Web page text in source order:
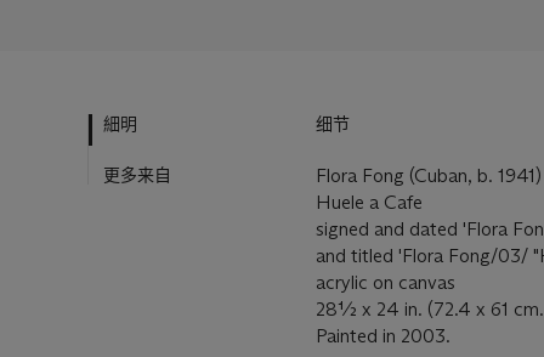
細明
更多来自
细节
Flora Fong (Cuban, b. 1941)
Huele a Cafe
signed and dated 'Flora
and titled 'Flora Fong/03/
acrylic on canvas
28½ x 24 in. (72.4 x 61
Painted in 2003.